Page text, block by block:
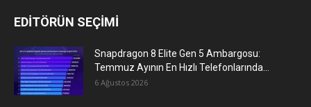
EDİTÖRÜN SEÇİMİ
Snapdragon 8 Elite Gen 5 Ambargosu:
Temmuz Ayının En Hızlı Telefonlarında...
6 Ağustos 2026